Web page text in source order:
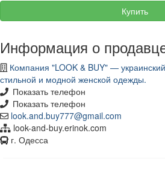
Купить
Информация о
Компания "LOOK & BUY" —
стильной и модной женской одежды.
Показать телефон
Показать телефон
look.and.buy777@gmail.com
look-and-buy.erinok.com
г. Одесса